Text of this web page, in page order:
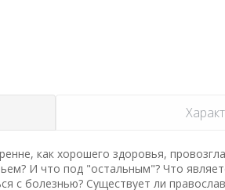
как хорошего здоровья,
И что под "остальным"? Что
с болезнью? Существует ли